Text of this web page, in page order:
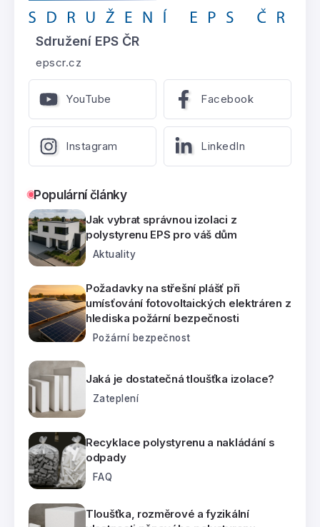
Sdružení EPS ČR
epscr.cz
YouTube Facebook
Instagram LinkedIn
Populární články
Jak vybrat správnou izolaci z
polystyrenu EPS pro váš dům
Aktuality
Požadavky na střešní plášť při
umísťování fotovoltaických elektráren z
hlediska požární bezpečnosti
Požární bezpečnost
Jaká je dostatečná tloušťka izolace?
Zateplení
Recyklace polystyrenu a nakládání s
odpady
FAQ
Tloušťka, rozměrové a fyzikální